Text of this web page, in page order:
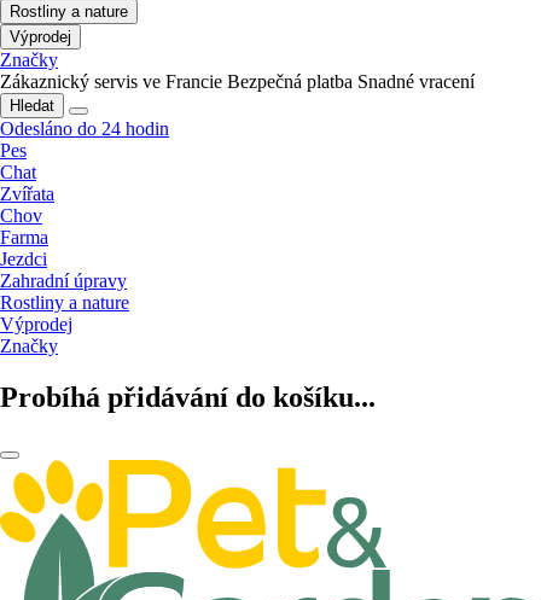
Rostliny a nature
Výprodej
Značky
Zákaznický servis ve Francie Bezpečná platba Snadné vracení
Hledat
Odesláno do 24 hodin
Pes
Chat
Zvířata
Chov
Farma
Jezdci
Zahradní úpravy
Rostliny a nature
Výprodej
Značky
Probíhá přidávání do košíku...